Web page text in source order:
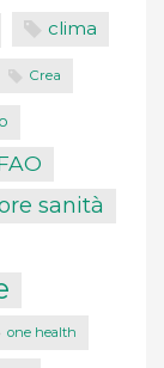
clima
Crea
sanità
one health